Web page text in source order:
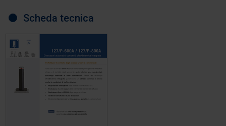
Scheda tecnica